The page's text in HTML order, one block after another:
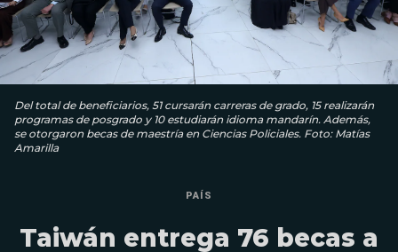
Del total de beneficiarios, 51 cursarán carreras de grado, 15 realizarán
programas de posgrado y 10 estudiarán idioma mandarín. Además,
se otorgaron becas de maestría en Ciencias Policiales. Foto: Matías
Amarilla
PAÍS
Taiwán entrega 76 becas a